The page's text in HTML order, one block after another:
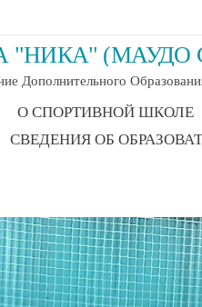
(МАУДО
Дополнительного
О СПОРТИВНОЙ ШКОЛЕ
СВЕДЕНИЯ ОБ